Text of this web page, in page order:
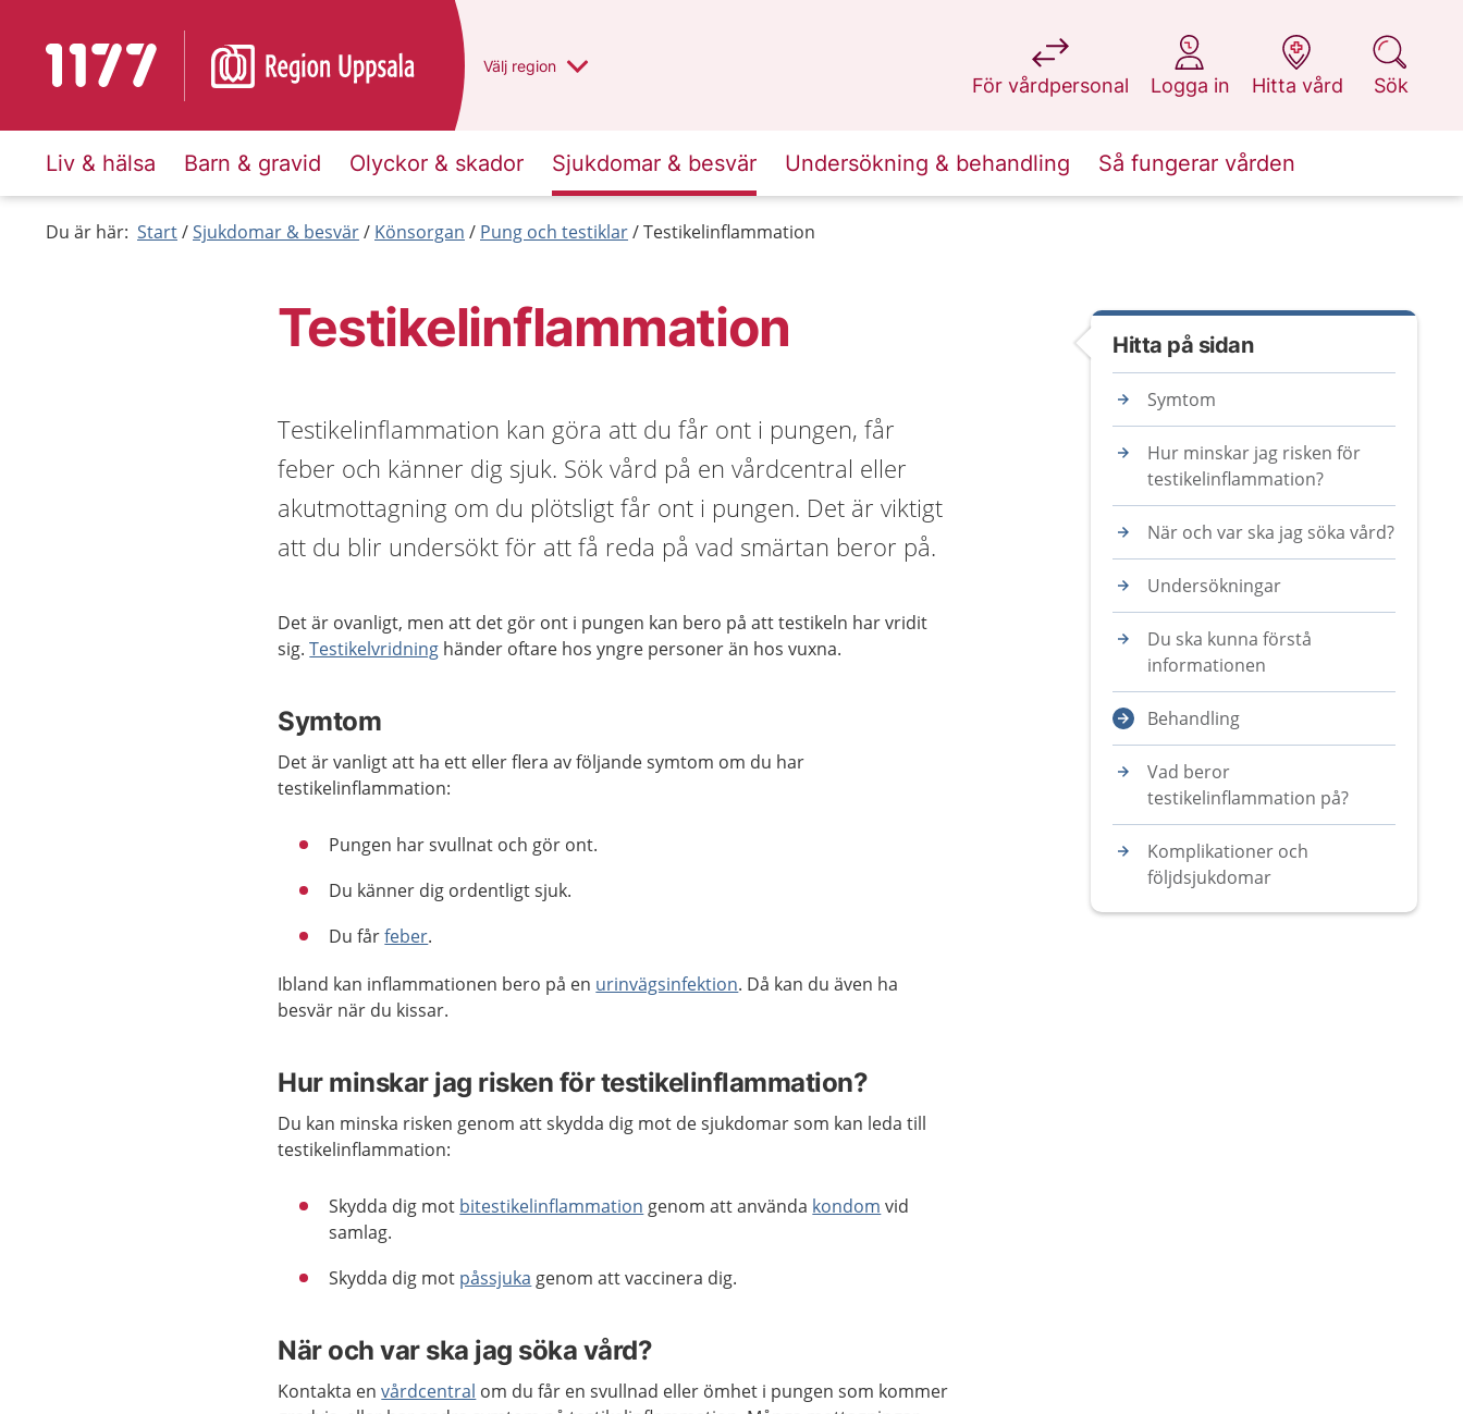
Till startsidan för 1177 Du har valt region
Välj en annan
region
För vårdpersonal
på 1177.se
Logga in
på 1177.se
Hitta vård
på 1177.se
Sök
på 1177.se
Liv & hälsa Barn & gravid Olyckor & skador Sjukdomar & besvär Undersökning & behandling Så fungerar vården
Du är här: Start Sjukdomar & besvär Könsorgan Pung och testiklar Testikelinflammation
Testikelinflammation
Testikelinflammation kan göra att du får ont i pungen, får
feber och känner dig sjuk. Sök vård på en vårdcentral eller
akutmottagning om du plötsligt får ont i pungen. Det är viktigt
att du blir undersökt för att få reda på vad smärtan beror på.
Det är ovanligt, men att det gör ont i pungen kan bero på att testikeln har vridit
sig.Testikelvridning händer oftare hos yngre personer än hos vuxna.
Symtom
Det är vanligt att ha ett eller flera av följande symtom om du har
testikelinflammation:
Pungen har svullnat och gör ont.
Du känner dig ordentligt sjuk.
Du fårfeber.
Ibland kan inflammationen bero på en urinvägsinfektion. Då kan du även ha
besvär när du kissar.
Hur minskar jag risken för testikelinflammation?
Du kan minska risken genom att skydda dig mot de sjukdomar som kan leda till
testikelinflammation:
Skydda dig mot bitestikelinflammation genom att använda kondom vid
samlag.
Skydda dig mot påssjuka genom att vaccinera dig.
När och var ska jag söka vård?
Kontakta envårdcentral om du får en svullnad eller ömhet i pungen som kommer
Hitta på sidan
Symtom
Hur minskar jag risken för
testikelinflammation?
När och var ska jag söka vård?
Undersökningar
Du ska kunna förstå
informationen
Behandling
Vad beror
testikelinflammation på?
Komplikationer och
följdsjukdomar